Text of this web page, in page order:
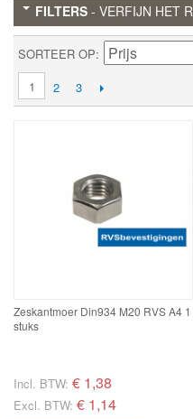
FILTERS - VERFIJN HET
SORTEER OP
1
2 3
Zeskantmoer Din934 M20 RVS A4 1
stuks
Incl. BTW: € 1,38
Excl. BTW: € 1,14